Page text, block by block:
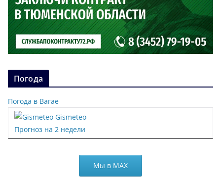
Погода
Погода в Вагае
Gismeteo
Прогноз на 2 недели
Мы в МАХ